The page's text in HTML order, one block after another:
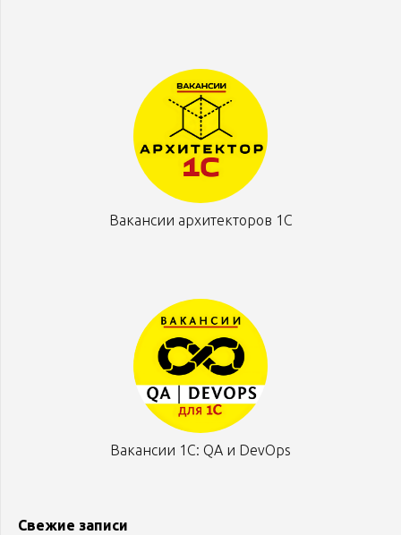
Вакансии архитекторов 1С
Вакансии 1С: QA и DevOps
Свежие записи